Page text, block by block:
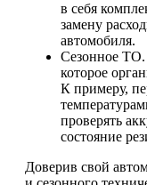
в себя
замену
автомобиля.
Сезонное ТО.
которое
К примеру,
проверять
состояние
Доверив свой